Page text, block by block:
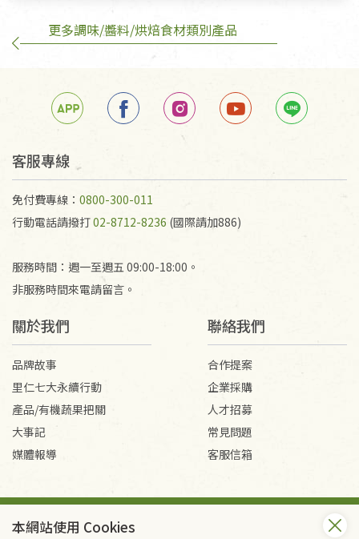
訂購手抄稿退貨需知：
手抄稿進行退貨時，請務必保持原包裝方式及使用原
若未保持原包裝方式或未使用原箱退回，導致書籍有
任何折損、磨損、污損或凹角，將不接受退貨，也不
不接受退貨之手抄稿，為敬重法寶故，里仁網購無法
代為結緣處理等。 若需將手抄稿寄還給消費者，因而
產生的運費100元/箱將由消費者負擔。
更多調味/醬料/烘焙食材類別產品
客服專線
免付費專線： 0800-300-011
行動電話請撥打02-8712-8236 (國際請加886)
服務時間：週一至週五 09:00-18:00。
非服務時間來電請留言。
關於我們
品牌故事
里仁七大永續行動
產品/有機蔬果把關
大事記
媒體報導
聯絡我們
合作提案
企業採購
人才招募
常見問題
客服信箱
Copyright © 2026 里仁事業股份有限公司(統編：16301262) /
本網站使用 Cookies